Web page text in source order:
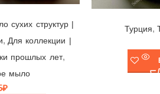
сухих структур |
, Для коллекции |
прошлых лет,
мыло
₽
Турция,